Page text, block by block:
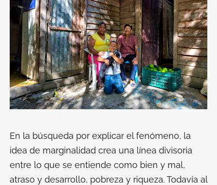
En la búsqueda por explicar el fenómeno, la
idea de marginalidad crea una línea divisoria
entre lo que se entiende como bien y mal,
atraso y desarrollo, pobreza y riqueza. Todavía al